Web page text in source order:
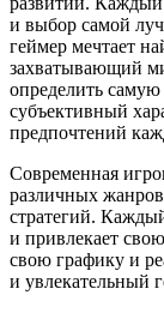
и выбор самой
геймер мечтает
захватывающий
определить
субъективный
предпочтений
Современная
различных
стратегий.
и привлекает
свою графику и
и увлекательный